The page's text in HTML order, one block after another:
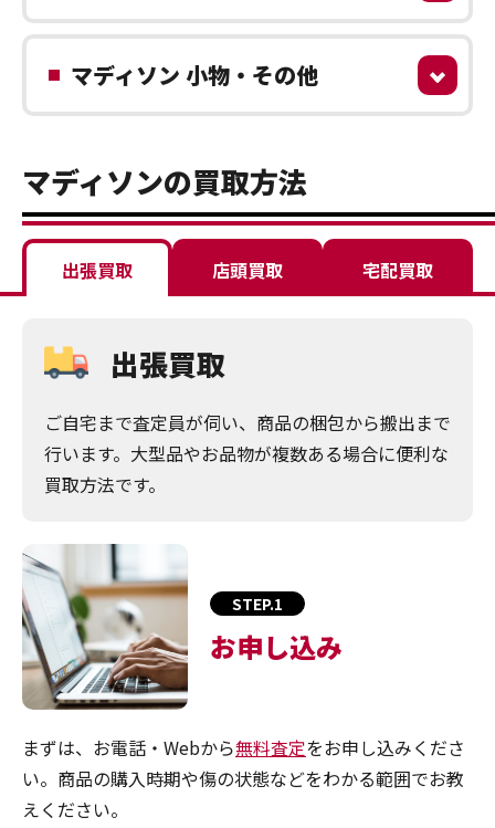
マディソン 小物・その他
マディソンの買取方法
出張買取 店頭買取 宅配買取
出張買取
ご自宅まで査定員が伺い、商品の梱包から搬出まで
行います。大型品やお品物が複数ある場合に便利な
買取方法です。
STEP.1
お申し込み
まずは、お電話・Webから無料査定をお申し込みくださ
い。商品の購入時期や傷の状態などをわかる範囲でお教
えください。